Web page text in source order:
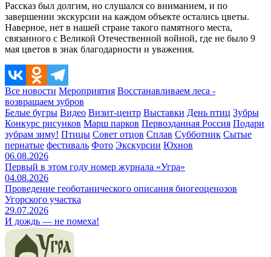
Рассказ был долгим, но слушался со вниманием, и по
завершении экскурсии на каждом объекте остались цветы.
Наверное, нет в нашей стране такого памятного места,
связанного с Великой Отечественной войной, где не было 9
мая цветов в знак благодарности и уважения.
Все новости Мероприятия Восстанавливаем леса -
возвращаем зубров
Белые бугры Видео Визит-центр Выставки День птиц Зубры
Конкурс рисунков Марш парков Первозданная Россия Подари
зубрам зиму! Птицы Совет отцов Сплав Субботник Сытые
пернатые фестиваль Фото Экскурсии Юхнов
06.08.2026
Первый в этом году номер журнала «Угра»
04.08.2026
Проведение геоботанического описания биогеоценозов
Угорского участка
29.07.2026
И дождь — не помеха!